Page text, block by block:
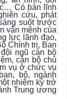
Có bản lĩnh
cứu, phát
suốt trước
vận mệnh của
lực lãnh đạo,
Chính trị, Ban
ngũ cán bộ
cán bộ chủ
vụ ở chức vụ
bộ, ngành
nhiệm kỳ trở
Trung ương